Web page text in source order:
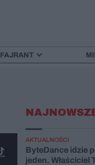
FAJRANT
AKTUALNOŚCI
ByteDance idzie
jeden. Właściciel